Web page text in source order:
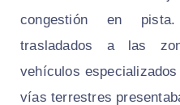
congestión en
trasladados a las
vehículos
vías terrestres